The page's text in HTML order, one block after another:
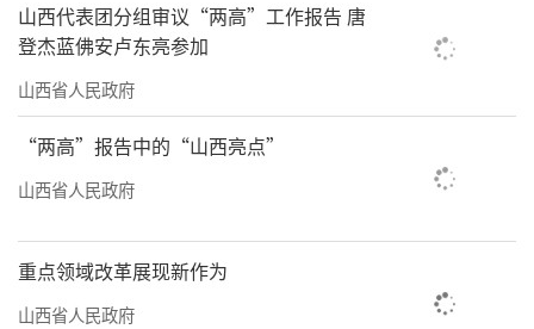
山西代表团分组审议“两高”工作报告 唐
登杰蓝佛安卢东亮参加
山西省人民政府
“两高”报告中的“山西亮点”
山西省人民政府
重点领域改革展现新作为
山西省人民政府